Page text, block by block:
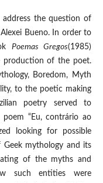
address the question of
Bueno. In order to
Poemas Gregos(1985)
production of the poet.
Boredom, Myth
to the poetic making
poetry served to
“Eu, contrário ao
looking for possible
mythology and its
of the myths and
such entities were